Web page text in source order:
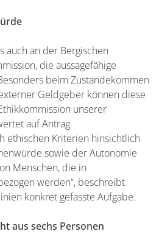
auch an der Bergischen
die aussagefähige
beim Zustandekommen
Geldgeber können diese
unserer
auf Antrag
ethischen Kriterien hinsichtlich
sowie der Autonomie
Menschen, die in
werden“, beschreibt
konkret gefasste Aufgabe.
aus sechs Personen